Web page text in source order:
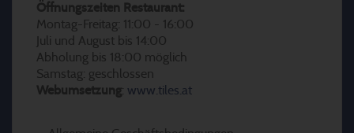
Öffnungszeiten Restaurant:
Montag-Freitag: 11:00 - 16:00
Juli und August bis 14:00
Abholung bis 18:00 möglich
Samstag: geschlossen
Webumsetzung: www.tiles.at